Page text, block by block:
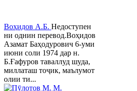
Воҳидов А.Б. Недоступен
ни однин перевод.Воҳидов
Азамат Баҳодурович 6-уми
июни соли 1974 дар н.
Б.Ғафуров таваллуд шуда,
миллаташ тоҷик, маълумот
олии ти...